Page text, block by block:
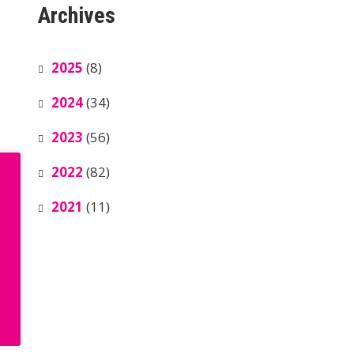
Archives
2025 (8)
2024(34)
2023 (56)
2022 (82)
2021 (11)